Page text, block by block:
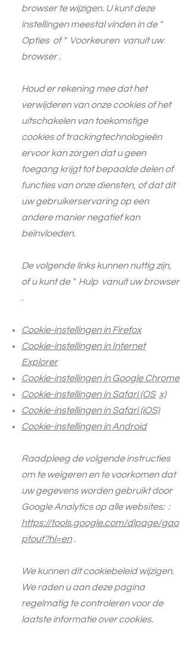
browser te wijzigen. U kunt deze
instellingen meestal vinden in de "
Opties of "Voorkeuren vanuit uw
browser.
Houd er rekening mee dat het
verwijderen van onze cookies of het
uitschakelen van toekomstige
cookies of trackingtechnologieën
ervoor kan zorgen dat u geen
toegang krijgt tot bepaalde delen of
functies van onze diensten, of dat dit
uw gebruikerservaring op een
andere manier negatief kan
beïnvloeden.
De volgende links kunnen nuttig zijn,
of u kunt de "Hulp vanuit uwbrowser
.
Cookie-instellingen in Firefox
Cookie-instellingen in Internet
Explorer
Cookie-instellingen in Google Chrome
Cookie-instellingen in Safari (OS x)
Cookie-instellingen in Safari (iOS)
Cookie-instellingen in Android
Raadpleeg de volgende instructies
om te weigeren en te voorkomen dat
uw gegevens worden gebruikt door
Google Analytics op alle websites: :
https://tools.google.com/dlpage/gao
ptout?hl=en.
We kunnen dit cookiebeleid wijzigen.
We raden u aan deze pagina
regelmatig te controleren voor de
laatste informatie over cookies.